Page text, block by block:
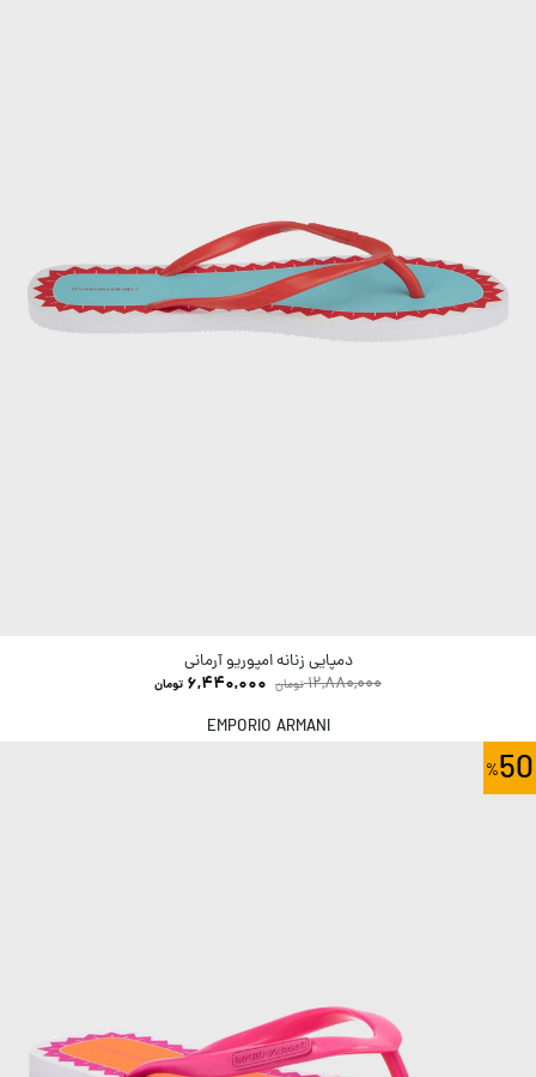
دمپایی زنانه امپوریو آرمانی
12,880,000 تومان 6,440,000 تومان
EMPORIO ARMANI
50